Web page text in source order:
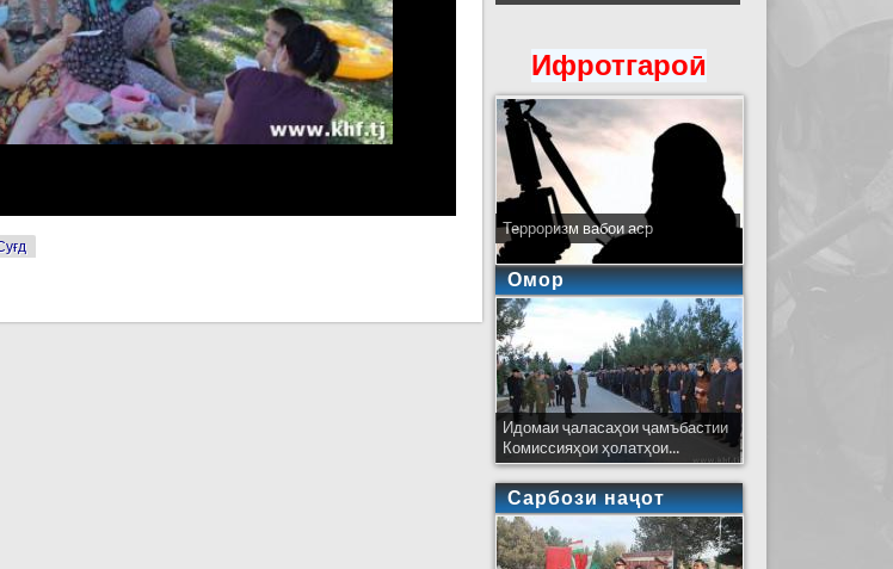
Ифротгароӣ
Терроризм вабои аср
Омор
Идомаи ҷаласаҳои ҷамъбастии
Комиссияҳои ҳолатҳои...
Сарбози наҷот